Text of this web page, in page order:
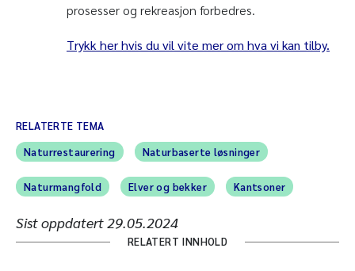
prosesser og rekreasjon forbedres.
Trykk her hvis du vil vite mer om hva vi kan tilby.
RELATERTE TEMA
Naturrestaurering
Naturbaserte løsninger
Naturmangfold Elver og bekker Kantsoner
Sist oppdatert29.05.2024
RELATERT INNHOLD